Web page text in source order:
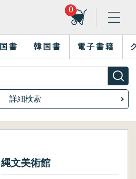
0
書 韓国書 電子書籍
詳細検索
縄文美術館